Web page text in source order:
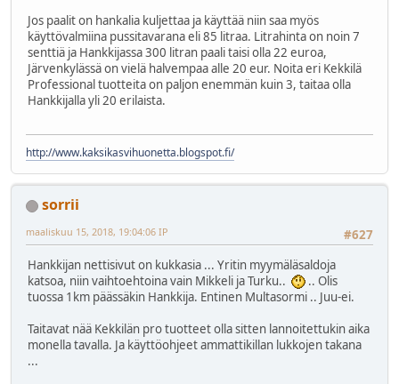
Jos paalit on hankalia kuljettaa ja käyttää niin saa myös
käyttövalmiina pussitavarana eli 85 litraa. Litrahinta on noin 7
senttiä ja Hankkijassa 300 litran paali taisi olla 22 euroa,
Järvenkylässä on vielä halvempaa alle 20 eur. Noita eri Kekkilä
Professional tuotteita on paljon enemmän kuin 3, taitaa olla
Hankkijalla yli 20 erilaista.
http://www.kaksikasvihuonetta.blogspot.fi/
sorrii
#627
maaliskuu 15, 2018, 19:04:06 IP
Hankkijan nettisivut on kukkasia ... Yritin myymäläsaldoja
katsoa, niin vaihtoehtoina vain Mikkeli ja Turku..
.. Olis
tuossa 1km päässäkin Hankkija. Entinen Multasormi .. Juu-ei.
Taitavat nää Kekkilän pro tuotteet olla sitten lannoitettukin aika
monella tavalla. Ja käyttöohjeet ammattikillan lukkojen takana
...